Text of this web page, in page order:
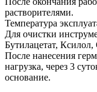
растворителями.
Температура
Для очистки
Бутилацетат,
После нанесения
нагрузка, через 3
основание.